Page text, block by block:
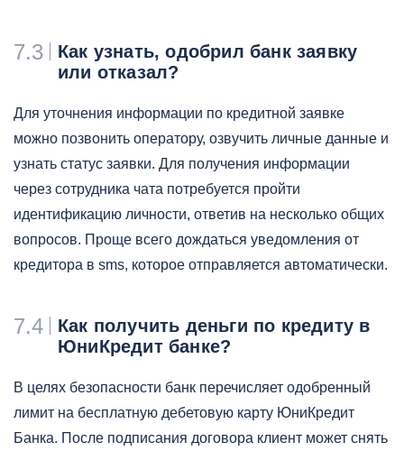
7.3
Как узнать, одобрил банк заявку
или отказал?
Для уточнения информации по кредитной заявке
можно позвонить оператору, озвучить личные данные и
узнать статус заявки. Для получения информации
через сотрудника чата потребуется пройти
идентификацию личности, ответив на несколько общих
вопросов. Проще всего дождаться уведомления от
кредитора в sms, которое отправляется автоматически.
7.4
Как получить деньги по кредиту в
ЮниКредит банке?
В целях безопасности банк перечисляет одобренный
лимит на бесплатную дебетовую карту ЮниКредит
Банка. После подписания договора клиент может снять